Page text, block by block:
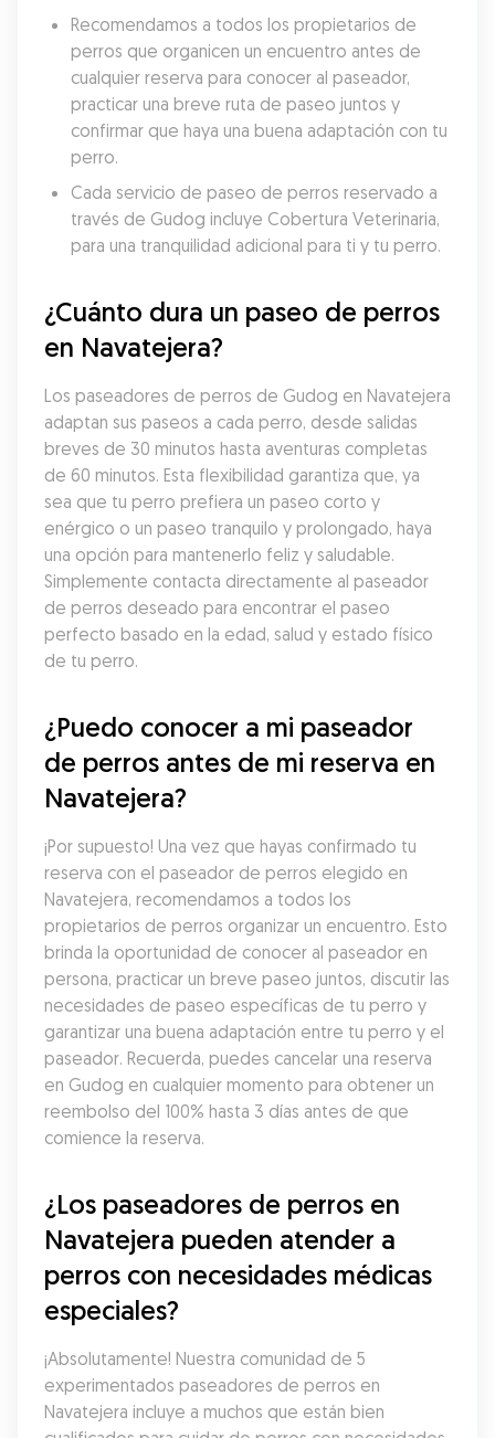
Recomendamos a todos los propietarios de
perros que organicen un encuentro antes de
cualquier reserva para conocer al paseador,
practicar una breve ruta de paseo juntos y
confirmar que haya una buena adaptación con tu
perro.
Cada servicio de paseo de perros reservado a
través de Gudog incluye Cobertura Veterinaria,
para una tranquilidad adicional para ti y tu perro.
¿Cuánto dura un paseo de perros
en Navatejera?
Los paseadores de perros de Gudog en Navatejera
adaptan sus paseos a cada perro, desde salidas
breves de 30 minutos hasta aventuras completas
de 60 minutos. Esta flexibilidad garantiza que, ya
sea que tu perro prefiera un paseo corto y
enérgico o un paseo tranquilo y prolongado, haya
una opción para mantenerlo feliz y saludable.
Simplemente contacta directamente al paseador
de perros deseado para encontrar el paseo
perfecto basado en la edad, salud y estado físico
de tu perro.
¿Puedo conocer a mi paseador
de perros antes de mi reserva en
Navatejera?
¡Por supuesto! Una vez que hayas confirmado tu
reserva con el paseador de perros elegido en
Navatejera, recomendamos a todos los
propietarios de perros organizar un encuentro. Esto
brinda la oportunidad de conocer al paseador en
persona, practicar un breve paseo juntos, discutir las
necesidades de paseo específicas de tu perro y
garantizar una buena adaptación entre tu perro y el
paseador. Recuerda, puedes cancelar una reserva
en Gudog en cualquier momento para obtener un
reembolso del 100% hasta 3 días antes de que
comience la reserva.
¿Los paseadores de perros en
Navatejera pueden atender a
perros con necesidades médicas
especiales?
¡Absolutamente! Nuestra comunidad de 5
experimentados paseadores de perros en
Navatejera incluye a muchos que están bien